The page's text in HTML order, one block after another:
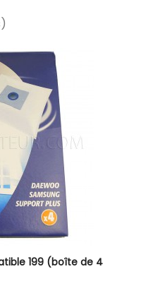
199 (boîte de 4